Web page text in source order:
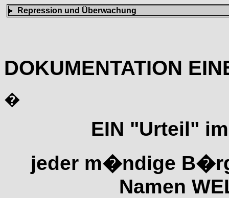
Repression und Überwachung
DOKUMENTATION
�
EIN "Urteil"
jeder m�ndige
Namen